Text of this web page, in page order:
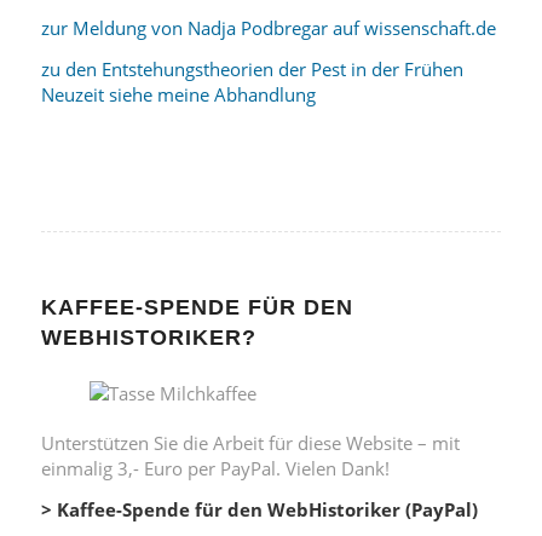
zur Meldung von Nadja Podbregar auf wissenschaft.de
zu den Entstehungstheorien der Pest in der Frühen
Neuzeit siehe meine Abhandlung
KAFFEE-SPENDE FÜR DEN
WEBHISTORIKER?
Unterstützen Sie die Arbeit für diese Website – mit
einmalig 3,- Euro per PayPal. Vielen Dank!
> Kaffee-Spende für den WebHistoriker (PayPal)